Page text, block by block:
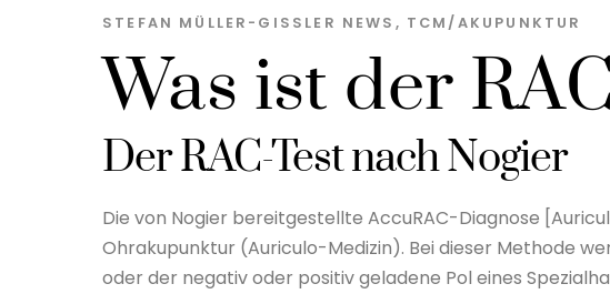
Was ist der
STEFAN MÜLLER-GISSLER NEWS , TCM/AKUPUNKTUR
Der RAC-Test nach Nogier
Die von Nogier bereitgestellte AccuRAC-Diagnose
Ohrakupunktur (Auriculo-Medizin). Bei dieser Methode
oder der negativ oder positiv geladene Pol eines